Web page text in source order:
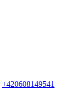
+420608149541